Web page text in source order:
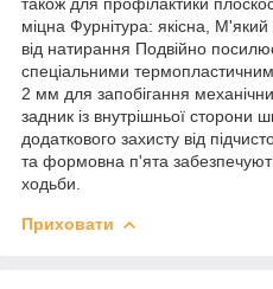
міцна Фурнітура: якісна,
від натирання Подвійно
спеціальними
2 мм для запобігання
задник із внутрішньої сторони
додаткового захисту від
та формовна п'ята
ходьби.
Приховати